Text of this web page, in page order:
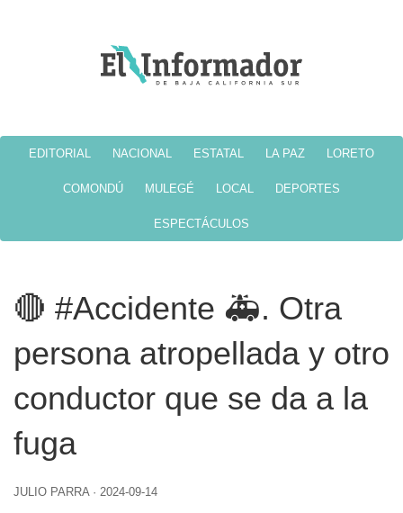
EDITORIAL NACIONAL ESTATAL LA PAZ LORETO
COMONDÚ MULEGÉ LOCAL DEPORTES
ESPECTÁCULOS
🔴 #Accidente 🚑. Otra
persona atropellada y otro
conductor que se da a la
fuga
JULIO PARRA · 2024-09-14